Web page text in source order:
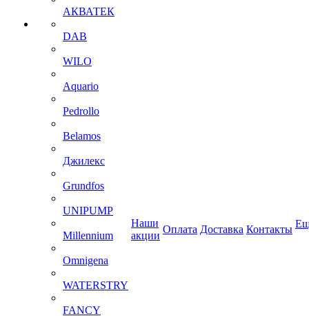
АКВАТЕК
DAB
WILO
Aquario
Pedrollo
Belamos
Джилекс
Grundfos
UNIPUMP
Millennium
Omnigena
WATERSTRY
FANCY
Наши
акции
Оплата Доставка Контакты